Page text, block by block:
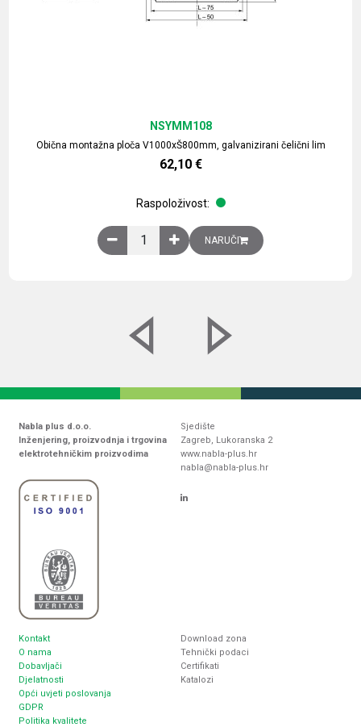
Obična montažna ploča V1000xŠ800mm, galvanizirani čelični lim
NSYMM108
62,10 €
Raspoloživost:
Obična montažna ploča V1000xŠ800mm,
NARUČI
Nabla plus d.o.o.
Inženjering, proizvodnja i trgovina
elektrotehničkim proizvodima
Sjedište
Zagreb, Lukoranska 2
www.nabla-plus.hr
nabla@nabla-plus.hr
Kontakt
O nama
Dobavljači
Djelatnosti
Opći uvjeti poslovanja
GDPR
Politika kvalitete
Download zona
Tehnički podaci
Certifikati
Katalozi